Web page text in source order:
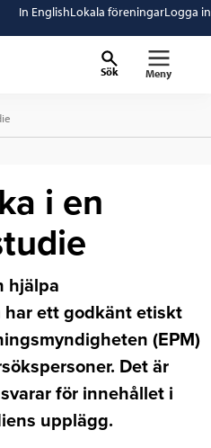
In EnglishLokala föreningarLogga in
Sök Meny
i en
hjälpa
ett godkänt etiskt
(EPM)
Det är
för innehållet i
upplägg.